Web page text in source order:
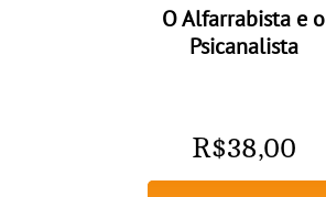
O Alfarrabista e o
Psicanalista
R$38,00